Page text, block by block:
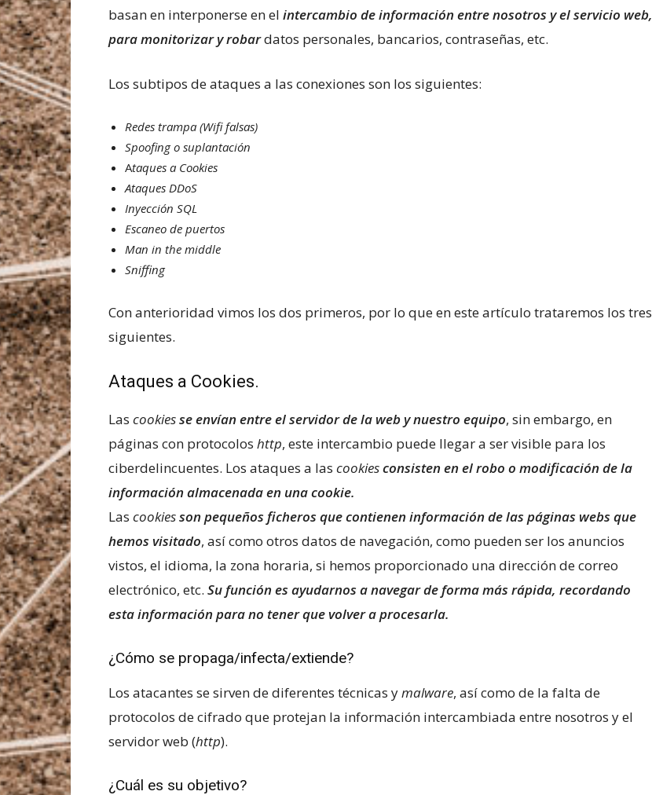
basan en interponerse en el intercambio de información entre nosotros y el servicio web,
para monitorizar y robardatos personales, bancarios, contraseñas, etc.
Los subtipos de ataques a las conexiones son los siguientes:
Redes trampa (Wifi falsas)
Spoofing o suplantación
Ataques a Cookies
Ataques DDoS
Inyección SQL
Escaneo de puertos
Man in the middle
Sniffing
Con anterioridad vimos los dos primeros, por lo que en este artículo trataremos los tres
siguientes.
Ataques a Cookies.
Las cookiesse envían entre el servidor de la web y nuestro equipo, sin embargo, en
páginas con protocolos http, este intercambio puede llegar a ser visible para los
ciberdelincuentes. Los ataques a las cookiesconsisten en el robo o modificación de la
información almacenada en una cookie.
Las cookiesson pequeños ficheros que contienen información de las páginas webs que
hemos visitado, así como otros datos de navegación, como pueden ser los anuncios
vistos, el idioma, la zona horaria, si hemos proporcionado una dirección de correo
electrónico, etc. Su función es ayudarnos a navegar de forma más rápida, recordando
esta información para no tener que volver a procesarla.
¿Cómo se propaga/infecta/extiende?
Los atacantes se sirven de diferentes técnicas ymalware, así como de la falta de
protocolos de cifrado que protejan la información intercambiada entre nosotros y el
servidor web (http).
¿Cuál es su objetivo?